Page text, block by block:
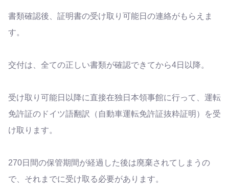
書類確認後、証明書の受け取り可能日の連絡がもらえま
す。
交付は、全ての正しい書類が確認できてから4日以降。
受け取り可能日以降に直接在独日本領事館に行って、運転
免許証のドイツ語翻訳（自動車運転免許証抜粋証明）を受
け取ります。
270日間の保管期間が経過した後は廃棄されてしまうの
で、それまでに受け取る必要があります。